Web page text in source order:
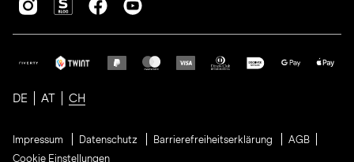
DE AT CH
Impressum Datenschutz Barrierefreiheitserklärung
AGB
Cookie Einstellungen